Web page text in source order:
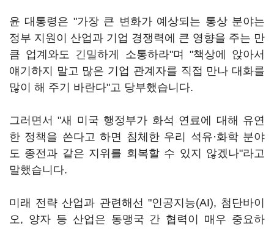
윤 대통령은 "가장 큰 변화가 예상되는 통상 분야는
정부 지원이 산업과 기업 경쟁력에 큰 영향을 주는 만
큼 업계와도 긴밀하게 소통하라"며 "책상에 앉아서
얘기하지 말고 많은 기업 관계자를 직접 만나 대화를
많이 해 주기 바란다"고 당부했습니다.
그러면서 "새 미국 행정부가 화석 연료에 대해 유연
한 정책을 쓴다고 하면 침체한 우리 석유·화학 분야
도 종전과 같은 지위를 회복할 수 있지 않겠나"라고
말했습니다.
미래 전략 산업과 관련해선 "인공지능(AI), 첨단바이
오, 양자 등 산업은 동맹국 간 협력이 매우 중요하